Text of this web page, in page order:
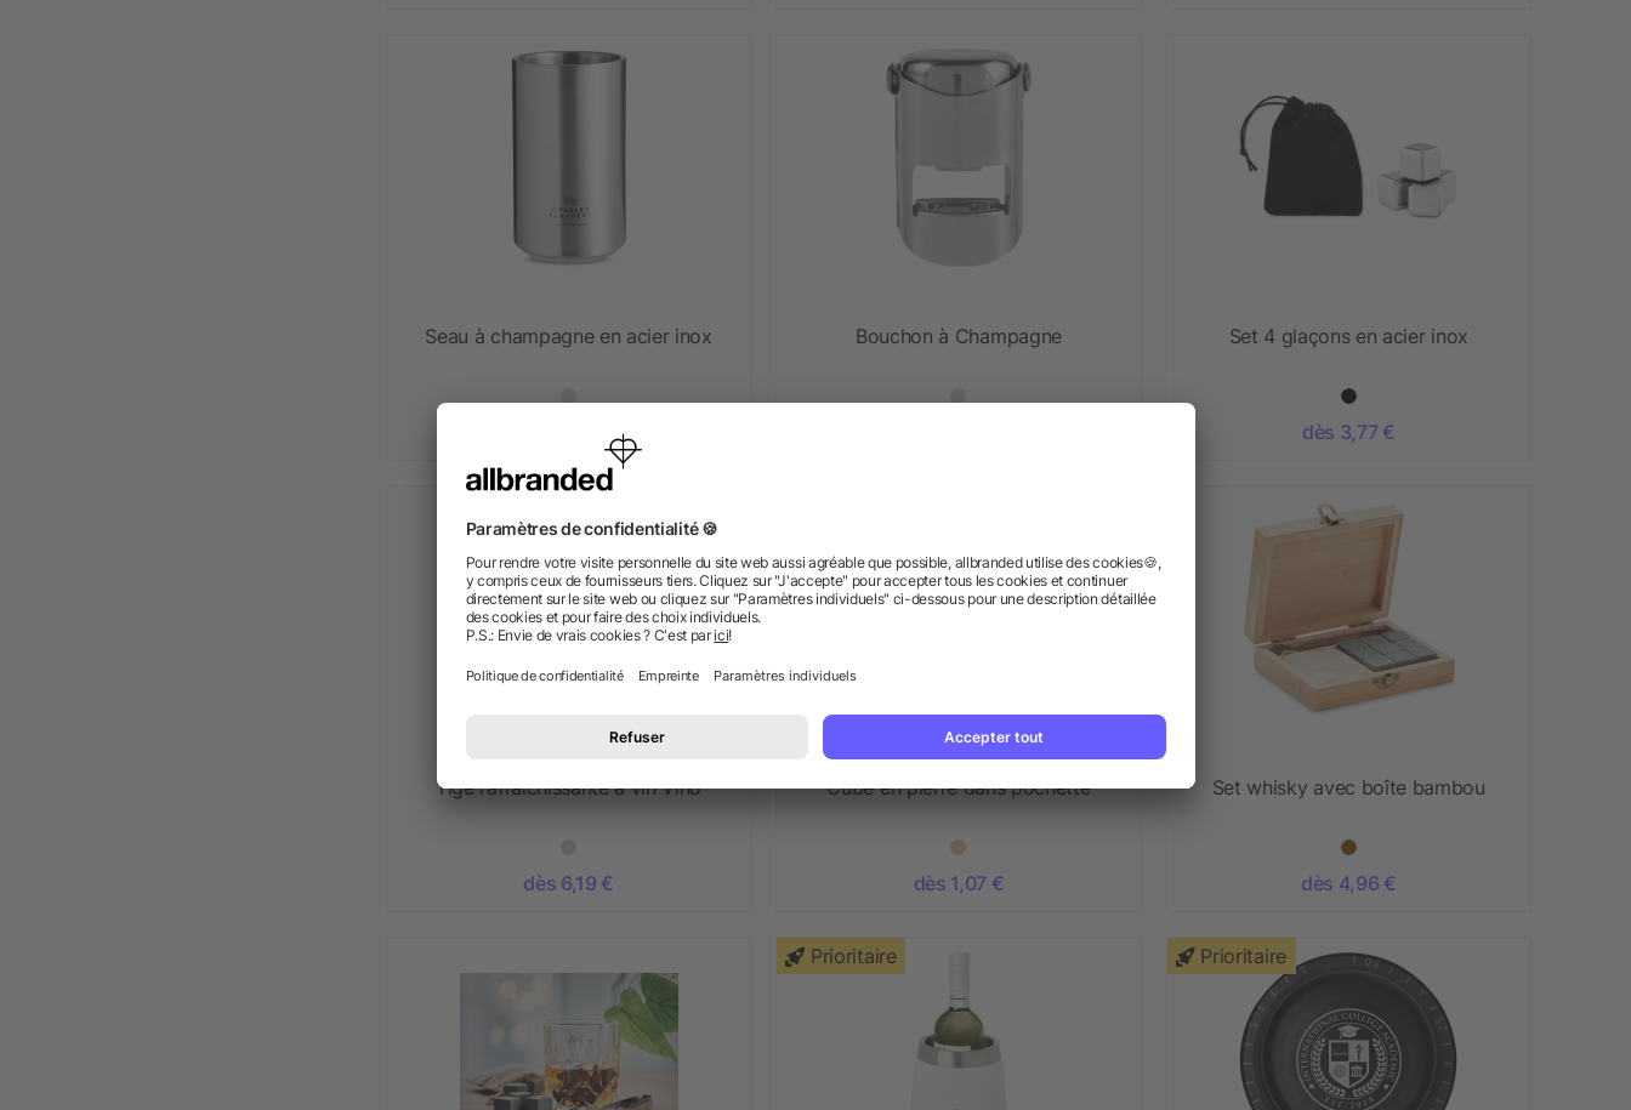
Seau à champagne en acier inox Bouchon à Champagne Set 4 glaçons en acier inox
dès 3,77 €
Tige rafraîchissante à vin Vino
dès 6,19 €
Cube en pierre dans pochette
dès 1,07 €
Set whisky avec boîte bambou
dès 4,96 €
Prioritaire Prioritaire